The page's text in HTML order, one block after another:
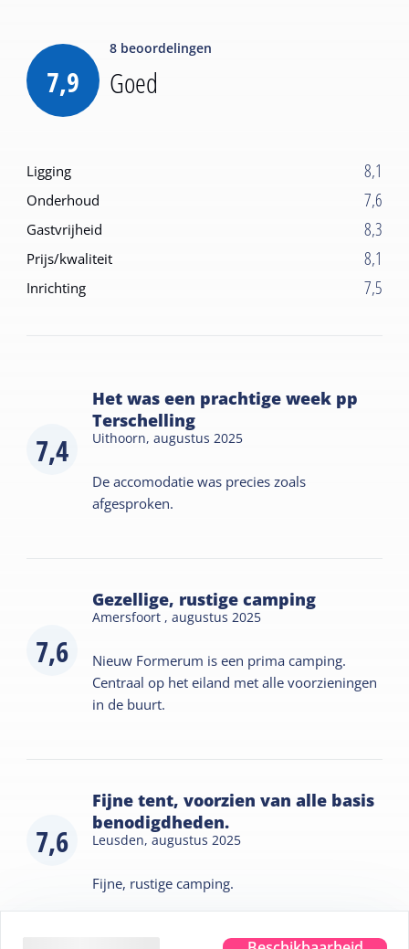
7,9
8 beoordelingen
Goed
Ligging 8,1
Onderhoud 7,6
Gastvrijheid 8,3
Prijs/kwaliteit 8,1
Inrichting 7,5
7,4
Het was een prachtige week pp
Terschelling
Uithoorn,augustus 2025
De accomodatie was precies zoals
afgesproken.
7,6
Gezellige, rustige camping
Amersfoort ,augustus 2025
Nieuw Formerum is een prima camping.
Centraal op het eiland met alle voorzieningen
in de buurt.
7,6
Fijne tent, voorzien van alle basis
benodigdheden.
Leusden,augustus 2025
Fijne, rustige camping.